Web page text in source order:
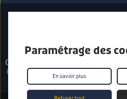
Origin96 - Prises d'escalade
69380 Chessy Les Mines - ©
Paramétrage des
En savoir plus